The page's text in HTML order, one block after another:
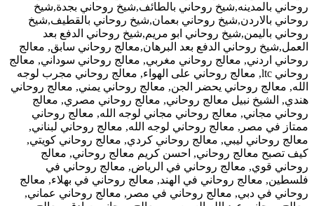
روحاني بالمدينه,شيخ روحاني بالطائف,شيخ روحاني بجدة,شيخ
روحاني بالاردن,شيخ روحاني بعمان,شيخ روحاني بالقطيف,شيخ
روحاني باليمن,شيخ روحاني ابو مريم,شيخ روحاني الدفع بعد
العمل,شيخ روحاني الدفع بعد البرهان,معالج روحاني سابق, معالج
روحاني اردني, معالج روحاني مغربي, معالج روحاني سوداني, معالج
روحاني ltc, معالج روحاني على الهواء, معالج روحاني مجرب لوجه
الله, معالج روحاني يحضر الجن, معالج روحاني يمني, معالج روحاني
هندي, الشيخ نبيل معالج روحاني, معالج روحاني مصري, معالج
روحاني مجاني, معالج روحاني مجاني لوجه الله, معالج روحاني
ممتاز في مصر, معالج روحاني لوجه الله, معالج روحاني لبناني,
معالج روحاني ليبي, معالج روحاني كردي, معالج روحاني كويتي,
كيف تصبح معالج روحاني, احسن كريم معالج روحاني, معالج
روحاني قوي, معالج روحاني في الرياض, معالج روحاني في
فلسطين, معالج روحاني في الهند, معالج روحاني في بهلاء, معالج
روحاني في دبي, معالج روحاني في مصر, معالج روحاني عماني,